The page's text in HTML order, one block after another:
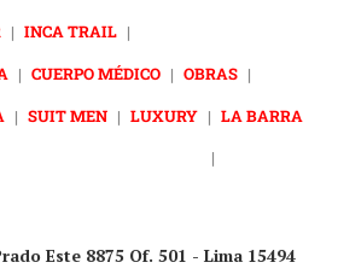
| INCA TRAIL |
| CUERPO MÉDICO | OBRAS |
| SUIT MEN | LUXURY | LA BARRA
|
Este 8875 Of. 501 - Lima 15494